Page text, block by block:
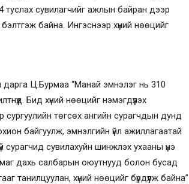
сувилагчийг ажлын байран дээр
байна. Ингэснээр хүний нөөцийг
дарга Ц.Бурмаа “Манай эмнэлэг нь 310
Бид хүний нөөцийг нэмэгдүүлэх
төгсөх ангийн сурагчдын дунд
байгуулж, эмнэлгийн үйл ажиллагаатай
сурагчид сувилахуйн шинжлэх ухааны үнэ
дахь салбарын оюутнууд болон бусад
танилцуулан, хүний нөөцийг бүрдүүлж байна”